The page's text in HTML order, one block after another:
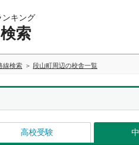
ンキング
索
線検索 段山町周辺の校舎一覧
高校受験